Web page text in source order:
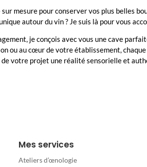
sur mesure pour conserver vos plus belles
autour du vin ? Je suis là pour vous
je conçois avec vous une cave
ou au cœur de votre établissement,
de votre projet une réalité sensorielle et
Mes services
Ateliers d’œnologie